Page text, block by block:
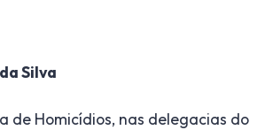
Silva
de Homicídios, nas delegacias do